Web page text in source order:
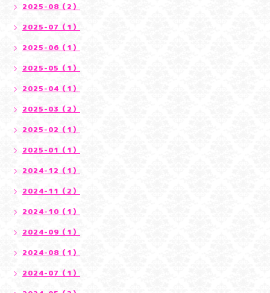
2025-08（2）
2025-07（1）
2025-06（1）
2025-05（1）
2025-04（1）
2025-03（2）
2025-02（1）
2025-01（1）
2024-12（1）
2024-11（2）
2024-10（1）
2024-09（1）
2024-08（1）
2024-07（1）